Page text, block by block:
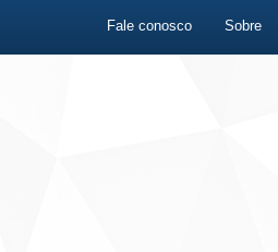
Fale conosco Sobre